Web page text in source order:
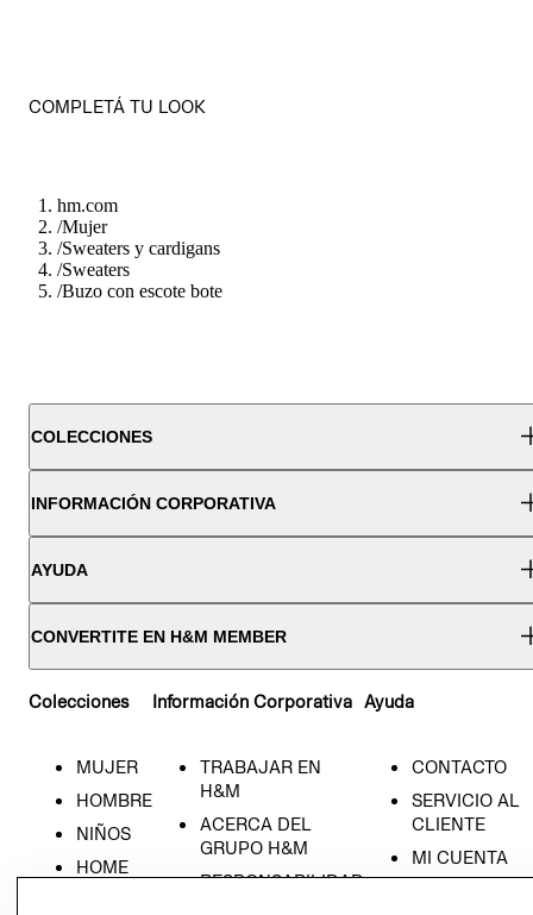
COMPLETÁ TU LOOK
hm.com
/Mujer
/Sweaters y cardigans
/Sweaters
/Buzo con escote bote
COLECCIONES
INFORMACIÓN CORPORATIVA
AYUDA
CONVERTITE EN H&M MEMBER
Colecciones
MUJER
HOMBRE
NIÑOS
HOME
Información Corporativa
TRABAJAR EN
H&M
ACERCA DEL
GRUPO H&M
RESPONSABILIDAD
Ayuda
CONTACTO
SERVICIO AL
CLIENTE
MI CUENTA